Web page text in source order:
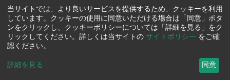
当サイトでは、より良いサービスを提供するため、クッキーを利用
しています。クッキーの使用に同意いただける場合は「同意」ボタ
ンをクリックし、クッキーポリシーについては「詳細を見る」をク
リックしてください。詳しくは当サイトの サイトポリシー をご確
認ください。
詳細を見る ... 同意